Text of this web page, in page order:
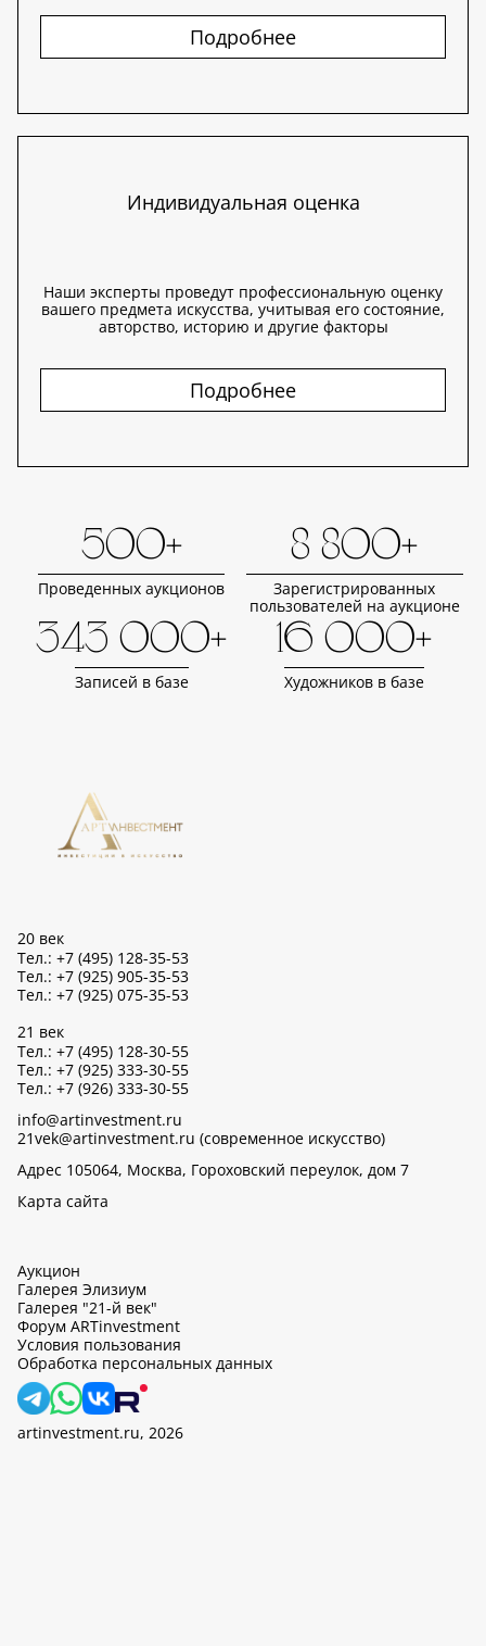
Подробнее
Индивидуальная оценка
Наши эксперты проведут профессиональную оценку
вашего предмета искусства, учитывая его состояние,
авторство, историю и другие факторы
Подробнее
500+
Проведенных аукционов
8 800+
Зарегистрированных
пользователей на аукционе
343 000+
Записей в базе
16 000+
Художников в базе
20 век
Тел.: +7 (495) 128-35-53
Тел.: +7 (925) 905-35-53
Тел.: +7 (925) 075-35-53
21 век
Тел.: +7 (495) 128-30-55
Тел.: +7 (925) 333-30-55
Тел.: +7 (926) 333-30-55
info@artinvestment.ru
21vek@artinvestment.ru (современное искусство)
Адрес 105064, Москва, Гороховский переулок, дом 7
Карта сайта
Аукцион
Галерея Элизиум
Галерея "21-й век"
Форум ARTinvestment
Условия пользования
Обработка персональных данных
artinvestment.ru, 2026